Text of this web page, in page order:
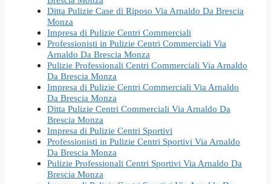
Ditta Pulizie Case di Riposo Via Arnaldo Da Brescia
Monza
Impresa di Pulizie Centri Commerciali
Professionisti in Pulizie Centri Commerciali Via
Arnaldo Da Brescia Monza
Pulizie Professionali Centri Commerciali Via Arnaldo
Da Brescia Monza
Impresa di Pulizie Centri Commerciali Via Arnaldo
Da Brescia Monza
Ditta Pulizie Centri Commerciali Via Arnaldo Da
Brescia Monza
Impresa di Pulizie Centri Sportivi
Professionisti in Pulizie Centri Sportivi Via Arnaldo
Da Brescia Monza
Pulizie Professionali Centri Sportivi Via Arnaldo Da
Brescia Monza